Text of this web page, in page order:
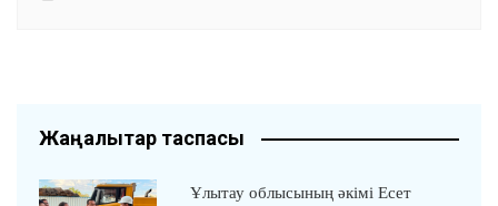
Жаңалықтар таспасы
Ұлытау облысының әкімі Есет